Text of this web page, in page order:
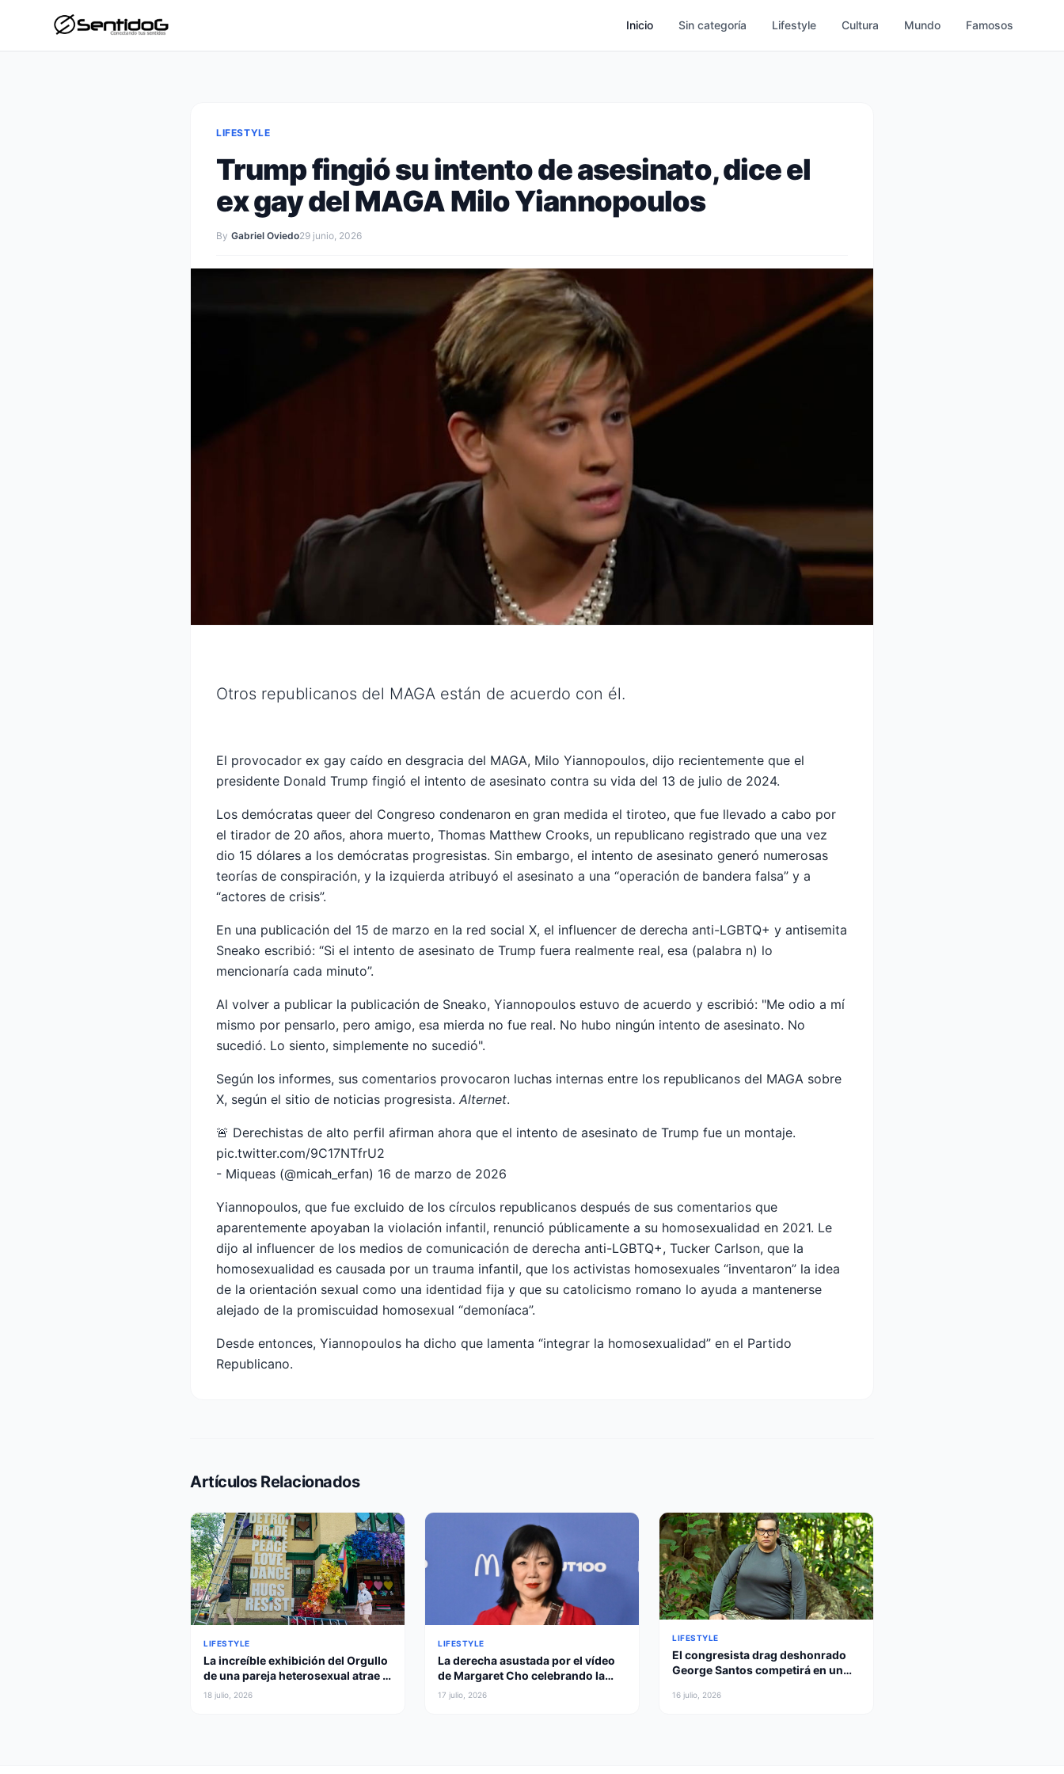
Inicio Sin categoría Lifestyle Cultura Mundo Famosos
LIFESTYLE
Trump fingió su intento de asesinato, dice el
ex gay del MAGA Milo Yiannopoulos
By Gabriel Oviedo29 junio, 2026
Otros republicanos del MAGA están de acuerdo con él.
El provocador ex gay caído en desgracia del MAGA, Milo Yiannopoulos, dijo recientemente que el
presidente Donald Trump fingió el intento de asesinato contra su vida del 13 de julio de 2024.
Los demócratas queer del Congreso condenaron en gran medida el tiroteo, que fue llevado a cabo por
el tirador de 20 años, ahora muerto, Thomas Matthew Crooks, un republicano registrado que una vez
dio 15 dólares a los demócratas progresistas. Sin embargo, el intento de asesinato generó numerosas
teorías de conspiración, y la izquierda atribuyó el asesinato a una “operación de bandera falsa” y a
“actores de crisis”.
En una publicación del 15 de marzo en la red social X, el influencer de derecha anti-LGBTQ+ y antisemita
Sneako escribió: “Si el intento de asesinato de Trump fuera realmente real, esa (palabra n) lo
mencionaría cada minuto”.
Al volver a publicar la publicación de Sneako, Yiannopoulos estuvo de acuerdo y escribió: "Me odio a mí
mismo por pensarlo, pero amigo, esa mierda no fue real. No hubo ningún intento de asesinato. No
sucedió. Lo siento, simplemente no sucedió".
Según los informes, sus comentarios provocaron luchas internas entre los republicanos del MAGA sobre
X, según el sitio de noticias progresista. Alternet.
🚨 Derechistas de alto perfil afirman ahora que el intento de asesinato de Trump fue un montaje.
pic.twitter.com/9C17NTfrU2
- Miqueas (@micah_erfan) 16 de marzo de 2026
Yiannopoulos, que fue excluido de los círculos republicanos después de sus comentarios que
aparentemente apoyaban la violación infantil, renunció públicamente a su homosexualidad en 2021. Le
dijo al influencer de los medios de comunicación de derecha anti-LGBTQ+, Tucker Carlson, que la
homosexualidad es causada por un trauma infantil, que los activistas homosexuales “inventaron” la idea
de la orientación sexual como una identidad fija y que su catolicismo romano lo ayuda a mantenerse
alejado de la promiscuidad homosexual “demoníaca”.
Desde entonces, Yiannopoulos ha dicho que lamenta “integrar la homosexualidad” en el Partido
Republicano.
Artículos Relacionados
LIFESTYLE
La increíble exhibición del Orgullo
de una pareja heterosexual atrae el
amor y los elogios de un
18 julio, 2026
LIFESTYLE
La derecha asustada por el vídeo
de Margaret Cho celebrando la
muerte de Lindsey Graham
17 julio, 2026
LIFESTYLE
El congresista drag deshonrado
George Santos competirá en un
intenso
16 julio, 2026